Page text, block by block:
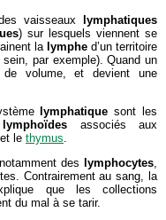
vaisseaux
lymphatiques
) sur lesquels viennent se
la lymphed’un territoire
par exemple). Quand un
volume, et devient une
lymphatique sont les
lymphoïdes associés aux
le thymus.
des lymphocytes,
Contrairement au sang, la
que les collections
du mal à se tarir.